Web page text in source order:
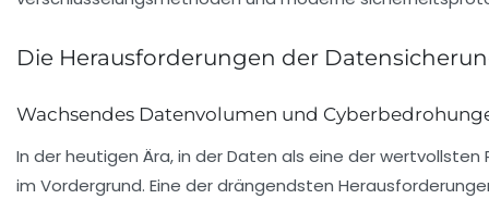
Die Herausforderungen der
Wachsendes Datenvolumen und
In der heutigen Ära, in derDaten als eine der wertvollsten
im Vordergrund. Eine der drängendsten